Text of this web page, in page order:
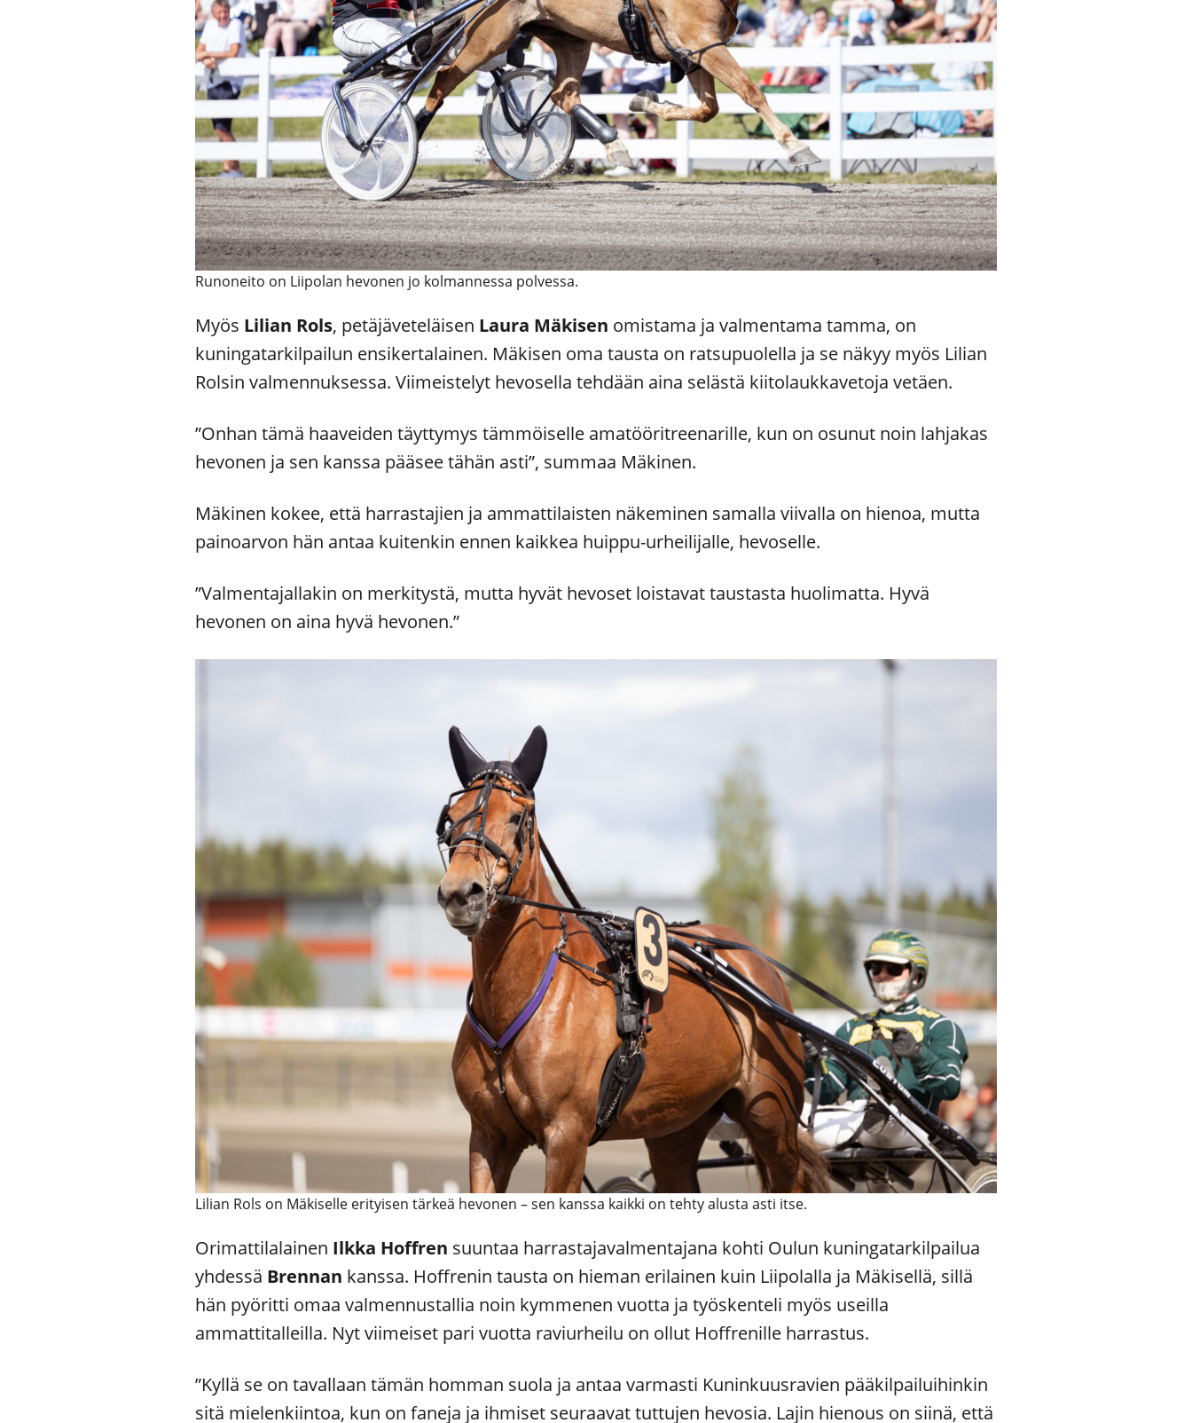
Runoneito on Liipolan hevonen jo kolmannessa polvessa.
Myös Lilian Rols, petäjäveteläisen Laura Mäkisen omistama ja valmentama tamma, on
kuningatarkilpailun ensikertalainen. Mäkisen oma tausta on ratsupuolella ja se näkyy myös Lilian
Rolsin valmennuksessa. Viimeistelyt hevosella tehdään aina selästä kiitolaukkavetoja vetäen.
”Onhan tämä haaveiden täyttymys tämmöiselle amatööritreenarille, kun on osunut noin lahjakas
hevonen ja sen kanssa pääsee tähän asti”, summaa Mäkinen.
Mäkinen kokee, että harrastajien ja ammattilaisten näkeminen samalla viivalla on hienoa, mutta
painoarvon hän antaa kuitenkin ennen kaikkea huippu-urheilijalle, hevoselle.
”Valmentajallakin on merkitystä, mutta hyvät hevoset loistavat taustasta huolimatta. Hyvä
hevonen on aina hyvä hevonen.”
Lilian Rols on Mäkiselle erityisen tärkeä hevonen – sen kanssa kaikki on tehty alusta asti itse.
Orimattilalainen Ilkka Hoffren suuntaa harrastajavalmentajana kohti Oulun kuningatarkilpailua
yhdessä Brennan kanssa. Hoffrenin tausta on hieman erilainen kuin Liipolalla ja Mäkisellä, sillä
hän pyöritti omaa valmennustallia noin kymmenen vuotta ja työskenteli myös useilla
ammattitalleilla. Nyt viimeiset pari vuotta raviurheilu on ollut Hoffrenille harrastus.
”Kyllä se on tavallaan tämän homman suola ja antaa varmasti Kuninkuusravien pääkilpailuihinkin
sitä mielenkiintoa, kun on faneja ja ihmiset seuraavat tuttujen hevosia. Lajin hienous on siinä, että